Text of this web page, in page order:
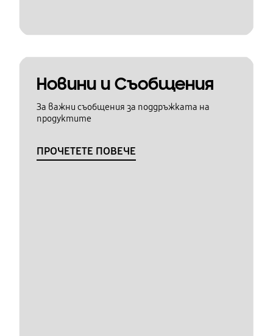
Новини и Съобщения
За важни съобщения за поддръжката на
продуктите
ПРОЧЕТЕТЕ ПОВЕЧЕ